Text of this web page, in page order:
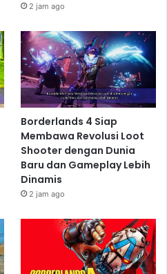
2 jam ago
Borderlands 4 Siap
Membawa Revolusi Loot
Shooter dengan Dunia
Baru dan Gameplay Lebih
Dinamis
2 jam ago